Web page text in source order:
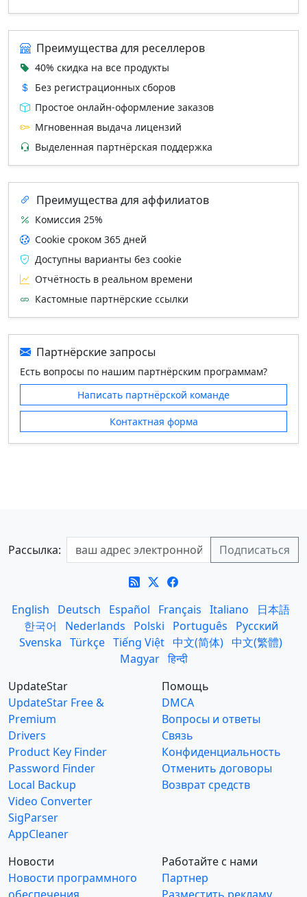
Преимущества для реселлеров
40% скидка на все продукты
Без регистрационных сборов
Простое онлайн‑оформление заказов
Мгновенная выдача лицензий
Выделенная партнёрская поддержка
Преимущества для аффилиатов
Комиссия 25%
Cookie сроком 365 дней
Доступны варианты без cookie
Отчётность в реальном времени
Кастомные партнёрские ссылки
Партнёрские запросы
Есть вопросы по нашим партнёрским программам?
Написать партнёрской команде
Контактная форма
Рассылка:
English Deutsch Español Français Italiano
日本語
한국어
Nederlands Polski Português
Русский
Svenska Türkçe Tiếng Việt 中文(简体) 中文(繁體)
Magyar हिन्दी
UpdateStar
UpdateStar Free &
Premium
Drivers
Product Key Finder
Password Finder
Local Backup
Video Converter
SigParser
AppCleaner
Помощь
DMCA
Вопросы и ответы
Связь
Конфиденциальность
Отменить договоры
Возврат средств
Новости
Новости программного
Работайте с нами
Партнер